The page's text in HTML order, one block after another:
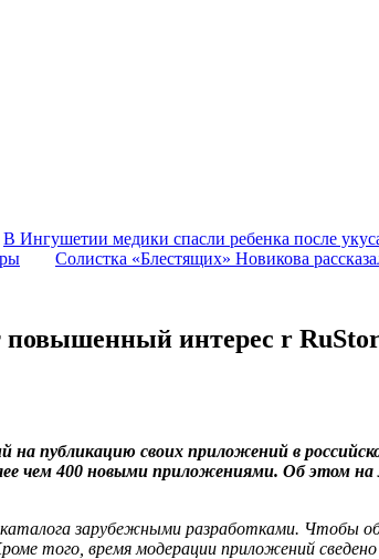
В Ингушетии медики спасли ребенка после
Солистка «Блестящих» Новикова
повышенный интерес r
на публикацию своих приложений в
чем 400 новыми приложениями. Об этом
зарубежными разработками. Чтобы
того, время модерации приложений